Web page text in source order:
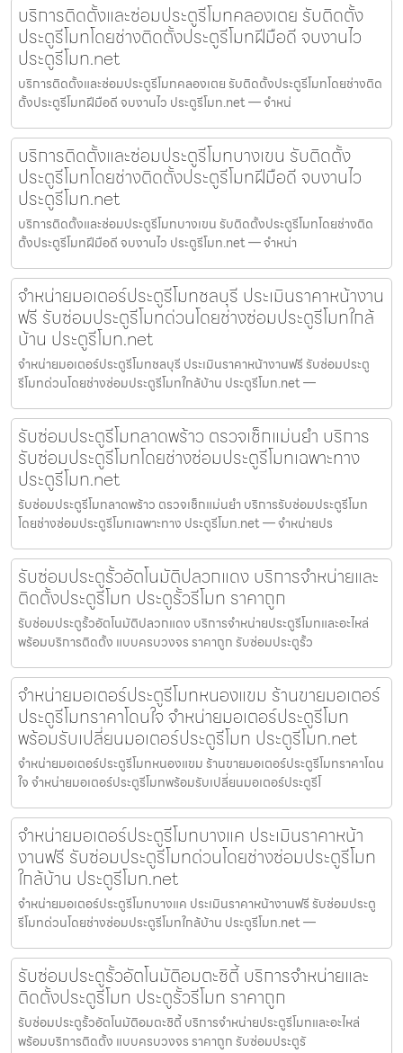
บริการติดตั้งและซ่อมประตูรีโมทคลองเตย รับติดตั้ง
ประตูรีโมทโดยช่างติดตั้งประตูรีโมทฝีมือดี จบงานไว
ประตูรีโมท.net
บริการติดตั้งและซ่อมประตูรีโมทคลองเตย รับติดตั้งประตูรีโมทโดยช่างติด
ตั้งประตูรีโมทฝีมือดี จบงานไว ประตูรีโมท.net — จำหน่
บริการติดตั้งและซ่อมประตูรีโมทบางเขน รับติดตั้ง
ประตูรีโมทโดยช่างติดตั้งประตูรีโมทฝีมือดี จบงานไว
ประตูรีโมท.net
บริการติดตั้งและซ่อมประตูรีโมทบางเขน รับติดตั้งประตูรีโมทโดยช่างติด
ตั้งประตูรีโมทฝีมือดี จบงานไว ประตูรีโมท.net — จำหน่า
จำหน่ายมอเตอร์ประตูรีโมทชลบุรี ประเมินราคาหน้างาน
ฟรี รับซ่อมประตูรีโมทด่วนโดยช่างซ่อมประตูรีโมทใกล้
บ้าน ประตูรีโมท.net
จำหน่ายมอเตอร์ประตูรีโมทชลบุรี ประเมินราคาหน้างานฟรี รับซ่อมประตู
รีโมทด่วนโดยช่างซ่อมประตูรีโมทใกล้บ้าน ประตูรีโมท.net —
รับซ่อมประตูรีโมทลาดพร้าว ตรวจเช็กแม่นยำ บริการ
รับซ่อมประตูรีโมทโดยช่างซ่อมประตูรีโมทเฉพาะทาง
ประตูรีโมท.net
รับซ่อมประตูรีโมทลาดพร้าว ตรวจเช็กแม่นยำ บริการรับซ่อมประตูรีโมท
โดยช่างซ่อมประตูรีโมทเฉพาะทาง ประตูรีโมท.net — จำหน่ายปร
รับซ่อมประตูรั้วอัตโนมัติปลวกแดง บริการจำหน่ายและ
ติดตั้งประตูรีโมท ประตูรั้วรีโมท ราคาถูก
รับซ่อมประตูรั้วอัตโนมัติปลวกแดง บริการจำหน่ายประตูรีโมทและอะไหล่
พร้อมบริการติดตั้ง แบบครบวงจร ราคาถูก รับซ่อมประตูรั้ว
จำหน่ายมอเตอร์ประตูรีโมทหนองแขม ร้านขายมอเตอร์
ประตูรีโมทราคาโดนใจ จำหน่ายมอเตอร์ประตูรีโมท
พร้อมรับเปลี่ยนมอเตอร์ประตูรีโมท ประตูรีโมท.net
จำหน่ายมอเตอร์ประตูรีโมทหนองแขม ร้านขายมอเตอร์ประตูรีโมทราคาโดน
ใจ จำหน่ายมอเตอร์ประตูรีโมทพร้อมรับเปลี่ยนมอเตอร์ประตูรีโ
จำหน่ายมอเตอร์ประตูรีโมทบางแค ประเมินราคาหน้า
งานฟรี รับซ่อมประตูรีโมทด่วนโดยช่างซ่อมประตูรีโมท
ใกล้บ้าน ประตูรีโมท.net
จำหน่ายมอเตอร์ประตูรีโมทบางแค ประเมินราคาหน้างานฟรี รับซ่อมประตู
รีโมทด่วนโดยช่างซ่อมประตูรีโมทใกล้บ้าน ประตูรีโมท.net —
รับซ่อมประตูรั้วอัตโนมัติอมตะซิตี้ บริการจำหน่ายและ
ติดตั้งประตูรีโมท ประตูรั้วรีโมท ราคาถูก
รับซ่อมประตูรั้วอัตโนมัติอมตะซิตี้ บริการจำหน่ายประตูรีโมทและอะไหล่
พร้อมบริการติดตั้ง แบบครบวงจร ราคาถูก รับซ่อมประตูรั